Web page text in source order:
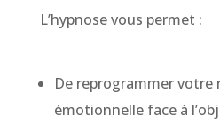
L’hypnose vous permet :
De reprogrammer votre
émotionnelle face à